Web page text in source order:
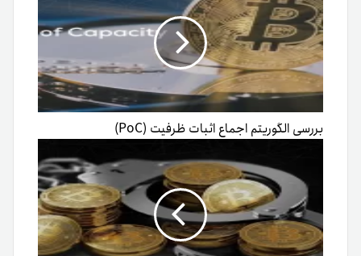
بررسی الگوریتم اجماع اثبات ظرفیت (PoC)